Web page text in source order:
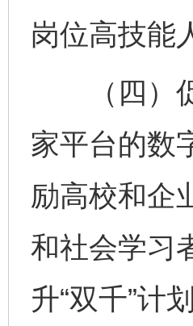
岗位高技能
（四）促
家平台的数
励高校和企
和社会学习
升“双千”计